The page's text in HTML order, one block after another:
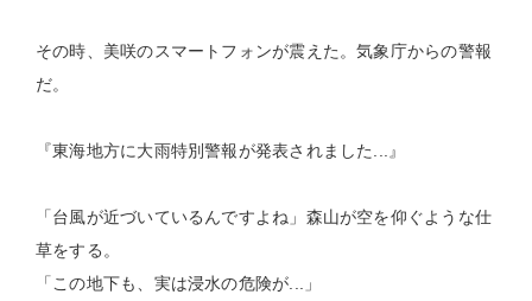
その時、美咲のスマートフォンが震えた。気象庁からの警報
だ。
『東海地方に大雨特別警報が発表されました...』
「台風が近づいているんですよね」森山が空を仰ぐような仕
草をする。
「この地下も、実は浸水の危険が...」